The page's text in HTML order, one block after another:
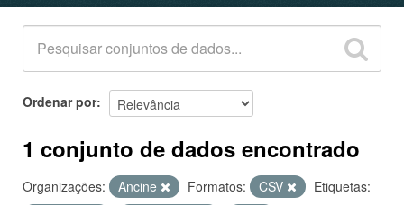
ORGANIZAÇÕES
GRUPOS
SOBRE
Ordenar por
1 conjunto de dados encontrado
Organizações: Ancine Formatos: CSV
Etiquetas: